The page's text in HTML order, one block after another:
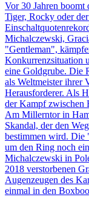
Vor 30 Jahren boomt
Tiger, Rocky oder
Michalczewski,
"Gentleman",
Konkurrenzsituation
eine Goldgrube. Die
als Weltmeister ihrer
Herausforderer. Als
der Kampf zwischen
Am Millerntor in
Skandal, der den
bestimmen wird. Die
um den Ring noch
Michalczewski in
2018 verstorbenen
Augenzeugen des
einmal in den